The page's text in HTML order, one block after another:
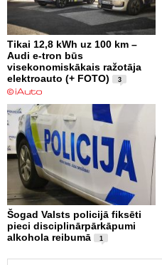
Tikai 12,8 kWh uz 100 km –
Audi e-tron būs
visekonomiskākais ražotāja
elektroauto (+ FOTO)
3
Šogad Valsts policijā fiksēti
pieci disciplinārpārkāpumi
alkohola reibumā
1